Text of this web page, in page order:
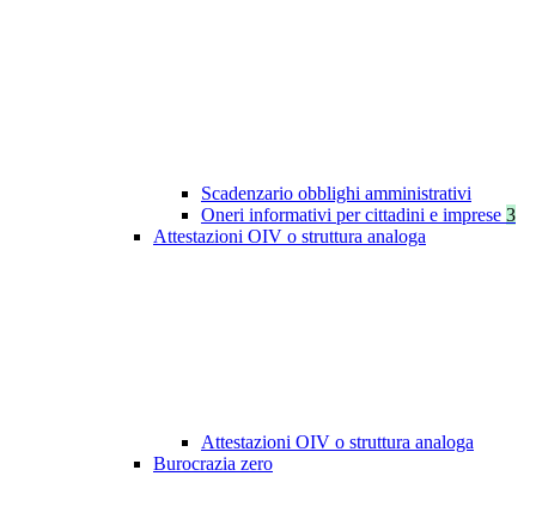
Scadenzario obblighi amministrativi
Oneri informativi per cittadini e imprese 3
Attestazioni OIV o struttura analoga
Attestazioni OIV o struttura analoga
Burocrazia zero